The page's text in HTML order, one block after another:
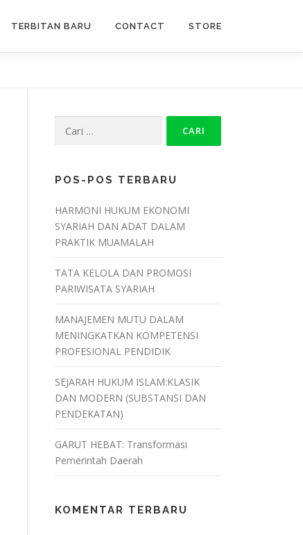
TERBITAN BARU CONTACT STORE
POS-POS TERBARU
HARMONI HUKUM EKONOMI
SYARIAH DAN ADAT DALAM
PRAKTIK MUAMALAH
TATA KELOLA DAN PROMOSI
PARIWISATA SYARIAH
MANAJEMEN MUTU DALAM
MENINGKATKAN KOMPETENSI
PROFESIONAL PENDIDIK
SEJARAH HUKUM ISLAM:KLASIK
DAN MODERN (SUBSTANSI DAN
PENDEKATAN)
GARUT HEBAT: Transformasi
Pemerintah Daerah
KOMENTAR TERBARU